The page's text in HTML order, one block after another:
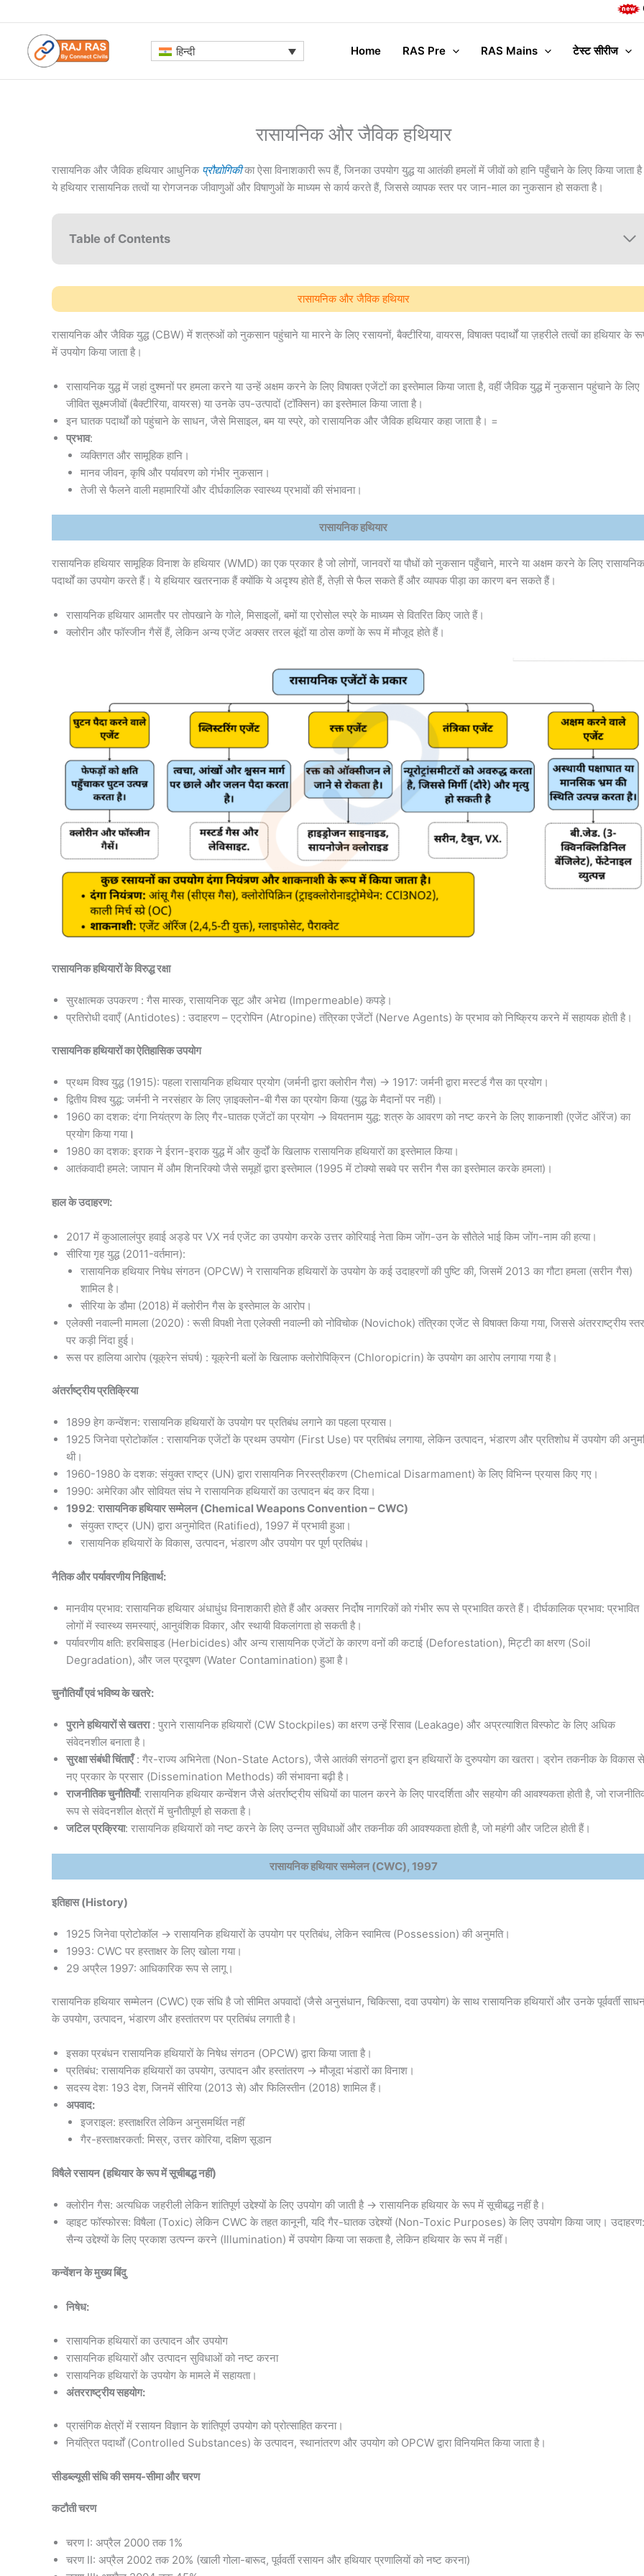
to
content
हिन्दी Home RAS Pre RAS Mains टेस्ट सीरीज
रासायनिक और जैविक हथियार
रासायनिक और जैविक हथियार आधुनिक प्रौद्योगिकीका ऐसा विनाशकारी रूप हैं, जिनका उपयोग युद्ध या आतंकी हमलों में जीवों को हानि पहुँचाने के लिए किया जाता
ये हथियार रासायनिक तत्वों या रोगजनक जीवाणुओं और विषाणुओं के माध्यम से कार्य करते हैं, जिससे व्यापक स्तर पर जान-माल का नुकसान हो सकता है।
Table of Contents
रासायनिक और जैविक हथियार
रासायनिक और जैविक युद्ध (CBW) में शत्रुओं को नुकसान पहुंचाने या मारने के लिए रसायनों, बैक्टीरिया, वायरस, विषाक्त पदार्थों या ज़हरीले तत्वों का हथियार के
में उपयोग किया जाता है।
रासायनिक युद्ध में जहां दुश्मनों पर हमला करने या उन्हें अक्षम करने के लिए विषाक्त एजेंटों का इस्तेमाल किया जाता है, वहीं जैविक युद्ध में नुकसान पहुंचाने के लिए
जीवित सूक्ष्मजीवों (बैक्टीरिया, वायरस) या उनके उप-उत्पादों (टॉक्सिन) का इस्तेमाल किया जाता है।
इन घातक पदार्थों को पहुंचाने के साधन, जैसे मिसाइल, बम या स्प्रे, को रासायनिक और जैविक हथियार कहा जाता है। =
प्रभाव:
व्यक्तिगत और सामूहिक हानि।
मानव जीवन, कृषि और पर्यावरण को गंभीर नुकसान।
तेजी से फैलने वाली महामारियों और दीर्घकालिक स्वास्थ्य प्रभावों की संभावना।
रासायनिक हथियार
रासायनिक हथियार सामूहिक विनाश के हथियार (WMD) का एक प्रकार है जो लोगों, जानवरों या पौधों को नुकसान पहुँचाने, मारने या अक्षम करने के लिए रासायनिक
पदार्थों का उपयोग करते हैं। ये हथियार खतरनाक हैं क्योंकि ये अदृश्य होते हैं, तेज़ी से फैल सकते हैं और व्यापक पीड़ा का कारण बन सकते हैं।
रासायनिक हथियार आमतौर पर तोपखाने के गोले, मिसाइलों, बमों या एरोसोल स्प्रे के माध्यम से वितरित किए जाते हैं।
क्लोरीन और फॉस्जीन गैसें हैं, लेकिन अन्य एजेंट अक्सर तरल बूंदों या ठोस कणों के रूप में मौजूद होते हैं।
रासायनिक हथियारों के विरुद्ध रक्षा
सुरक्षात्मक उपकरण : गैस मास्क, रासायनिक सूट और अभेद्य (Impermeable) कपड़े।
प्रतिरोधी दवाएँ (Antidotes) : उदाहरण – एट्रोपिन (Atropine) तंत्रिका एजेंटों (Nerve Agents) के प्रभाव को निष्क्रिय करने में सहायक होती है।
रासायनिक हथियारों का ऐतिहासिक उपयोग
प्रथम विश्व युद्ध (1915): पहला रासायनिक हथियार प्रयोग (जर्मनी द्वारा क्लोरीन गैस) → 1917: जर्मनी द्वारा मस्टर्ड गैस का प्रयोग।
द्वितीय विश्व युद्ध: जर्मनी ने नरसंहार के लिए ज़ाइक्लोन-बी गैस का प्रयोग किया (युद्ध के मैदानों पर नहीं)।
1960 का दशक: दंगा नियंत्रण के लिए गैर-घातक एजेंटों का प्रयोग → वियतनाम युद्ध: शत्रु के आवरण को नष्ट करने के लिए शाकनाशी (एजेंट ऑरेंज) का
प्रयोग किया गया।
1980 का दशक: इराक ने ईरान-इराक युद्ध में और कुर्दों के खिलाफ रासायनिक हथियारों का इस्तेमाल किया।
आतंकवादी हमले: जापान में औम शिनरिक्यो जैसे समूहों द्वारा इस्तेमाल (1995 में टोक्यो सबवे पर सरीन गैस का इस्तेमाल करके हमला)।
हाल के उदाहरण:
2017 में कुआलालंपुर हवाई अड्डे पर VX नर्व एजेंट का उपयोग करके उत्तर कोरियाई नेता किम जोंग-उन के सौतेले भाई किम जोंग-नाम की हत्या।
सीरिया गृह युद्ध (2011-वर्तमान):
रासायनिक हथियार निषेध संगठन (OPCW) ने रासायनिक हथियारों के उपयोग के कई उदाहरणों की पुष्टि की, जिसमें 2013 का गौटा हमला (सरीन गैस)
शामिल है।
सीरिया के डौमा (2018) में क्लोरीन गैस के इस्तेमाल के आरोप।
एलेक्सी नवाल्नी मामला (2020) : रूसी विपक्षी नेता एलेक्सी नवाल्नी को नोविचोक (Novichok) तंत्रिका एजेंट से विषाक्त किया गया, जिससे अंतरराष्ट्रीय स्तर
पर कड़ी निंदा हुई।
रूस पर हालिया आरोप (यूक्रेन संघर्ष) : यूक्रेनी बलों के खिलाफ क्लोरोपिक्रिन (Chloropicrin) के उपयोग का आरोप लगाया गया है।
अंतर्राष्ट्रीय प्रतिक्रिया
1899 हेग कन्वेंशन: रासायनिक हथियारों के उपयोग पर प्रतिबंध लगाने का पहला प्रयास।
1925 जिनेवा प्रोटोकॉल : रासायनिक एजेंटों के प्रथम उपयोग (First Use) पर प्रतिबंध लगाया, लेकिन उत्पादन, भंडारण और प्रतिशोध में उपयोग की
थी।
1960-1980 के दशक: संयुक्त राष्ट्र (UN) द्वारा रासायनिक निरस्त्रीकरण (Chemical Disarmament) के लिए विभिन्न प्रयास किए गए।
1990: अमेरिका और सोवियत संघ ने रासायनिक हथियारों का उत्पादन बंद कर दिया।
1992: रासायनिक हथियार सम्मेलन (Chemical Weapons Convention – CWC)
संयुक्त राष्ट्र (UN) द्वारा अनुमोदित (Ratified), 1997 में प्रभावी हुआ।
रासायनिक हथियारों के विकास, उत्पादन, भंडारण और उपयोग पर पूर्ण प्रतिबंध।
नैतिक और पर्यावरणीय निहितार्थ:
मानवीय प्रभाव: रासायनिक हथियार अंधाधुंध विनाशकारी होते हैं और अक्सर निर्दोष नागरिकों को गंभीर रूप से प्रभावित करते हैं। दीर्घकालिक प्रभाव: प्रभावित
लोगों में स्वास्थ्य समस्याएं, आनुवंशिक विकार, और स्थायी विकलांगता हो सकती है।
पर्यावरणीय क्षति: हरबिसाइड (Herbicides) और अन्य रासायनिक एजेंटों के कारण वनों की कटाई (Deforestation), मिट्टी का क्षरण (Soil
Degradation), और जल प्रदूषण (Water Contamination) हुआ है।
चुनौतियाँ एवं भविष्य के खतरे:
पुराने हथियारों से खतरा: पुराने रासायनिक हथियारों (CW Stockpiles) का क्षरण उन्हें रिसाव (Leakage) और अप्रत्याशित विस्फोट के लिए अधिक
संवेदनशील बनाता है।
सुरक्षा संबंधी चिंताएँ: गैर-राज्य अभिनेता (Non-State Actors), जैसे आतंकी संगठनों द्वारा इन हथियारों के दुरुपयोग का खतरा। ड्रोन तकनीक के विकास से
नए प्रकार के प्रसार (Dissemination Methods) की संभावना बढ़ी है।
राजनीतिक चुनौतियाँ: रासायनिक हथियार कन्वेंशन जैसे अंतर्राष्ट्रीय संधियों का पालन करने के लिए पारदर्शिता और सहयोग की आवश्यकता होती है, जो
रूप से संवेदनशील क्षेत्रों में चुनौतीपूर्ण हो सकता है।
जटिल प्रक्रिया: रासायनिक हथियारों को नष्ट करने के लिए उन्नत सुविधाओं और तकनीक की आवश्यकता होती है, जो महंगी और जटिल होती हैं।
रासायनिक हथियार सम्मेलन (CWC), 1997
इतिहास (History)
1925 जिनेवा प्रोटोकॉल → रासायनिक हथियारों के उपयोग पर प्रतिबंध, लेकिन स्वामित्व (Possession) की अनुमति।
1993: CWC पर हस्ताक्षर के लिए खोला गया।
29 अप्रैल 1997: आधिकारिक रूप से लागू।
रासायनिक हथियार सम्मेलन (CWC) एक संधि है जो सीमित अपवादों (जैसे अनुसंधान, चिकित्सा, दवा उपयोग) के साथ रासायनिक हथियारों और उनके पूर्ववर्ती
के उपयोग, उत्पादन, भंडारण और हस्तांतरण पर प्रतिबंध लगाती है।
इसका प्रबंधन रासायनिक हथियारों के निषेध संगठन (OPCW) द्वारा किया जाता है।
प्रतिबंध: रासायनिक हथियारों का उपयोग, उत्पादन और हस्तांतरण → मौजूदा भंडारों का विनाश।
सदस्य देश: 193 देश, जिनमें सीरिया (2013 से) और फिलिस्तीन (2018) शामिल हैं।
अपवाद:
इजराइल: हस्ताक्षरित लेकिन अनुसमर्थित नहीं
गैर-हस्ताक्षरकर्ता: मिस्र, उत्तर कोरिया, दक्षिण सूडान
विषैले रसायन (हथियार के रूप में सूचीबद्ध नहीं)
क्लोरीन गैस: अत्यधिक जहरीली लेकिन शांतिपूर्ण उद्देश्यों के लिए उपयोग की जाती है → रासायनिक हथियार के रूप में सूचीबद्ध नहीं है।
व्हाइट फॉस्फोरस: विषैला (Toxic) लेकिन CWC के तहत कानूनी, यदि गैर-घातक उद्देश्यों (Non-Toxic Purposes) के लिए उपयोग किया जाए। उदाहरण:
सैन्य उद्देश्यों के लिए प्रकाश उत्पन्न करने (Illumination) में उपयोग किया जा सकता है, लेकिन हथियार के रूप में नहीं।
कन्वेंशन के मुख्य बिंदु
निषेध:
रासायनिक हथियारों का उत्पादन और उपयोग
रासायनिक हथियारों और उत्पादन सुविधाओं को नष्ट करना
रासायनिक हथियारों के उपयोग के मामले में सहायता।
अंतरराष्ट्रीय सहयोग:
प्रासंगिक क्षेत्रों में रसायन विज्ञान के शांतिपूर्ण उपयोग को प्रोत्साहित करना।
नियंत्रित पदार्थों (Controlled Substances) के उत्पादन, स्थानांतरण और उपयोग को OPCW द्वारा विनियमित किया जाता है।
सीडब्ल्यूसी संधि की समय-सीमा और चरण
कटौती चरण
चरण I: अप्रैल 2000 तक 1%
चरण II: अप्रैल 2002 तक 20% (खाली गोला-बारूद, पूर्ववर्ती रसायन और हथियार प्रणालियों को नष्ट करना)